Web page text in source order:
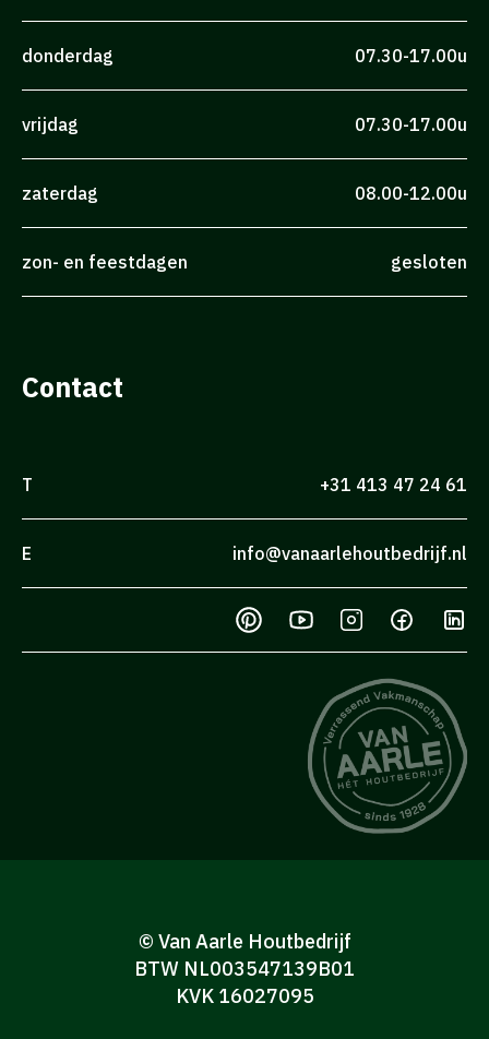
donderdag 07.30-17.00u
vrijdag 07.30-17.00u
zaterdag 08.00-12.00u
zon- en feestdagen gesloten
Contact
T +31 413 47 24 61
E info@vanaarlehoutbedrijf.nl
© Van Aarle Houtbedrijf
BTW NL003547139B01
KVK 16027095